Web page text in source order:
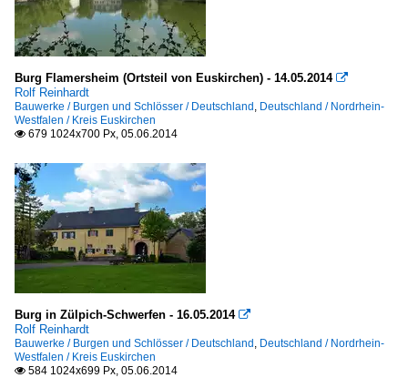
Burg Flamersheim (Ortsteil von Euskirchen) - 14.05.2014 
Rolf Reinhardt
Bauwerke / Burgen und Schlösser / Deutschland Deutschland / Nordrhein-
Westfalen / Kreis Euskirchen
 679 1024x700 Px, 05.06.2014
Burg in Zülpich-Schwerfen - 16.05.2014 
Rolf Reinhardt
Bauwerke / Burgen und Schlösser / Deutschland Deutschland / Nordrhein-
Westfalen / Kreis Euskirchen
 584 1024x699 Px, 05.06.2014